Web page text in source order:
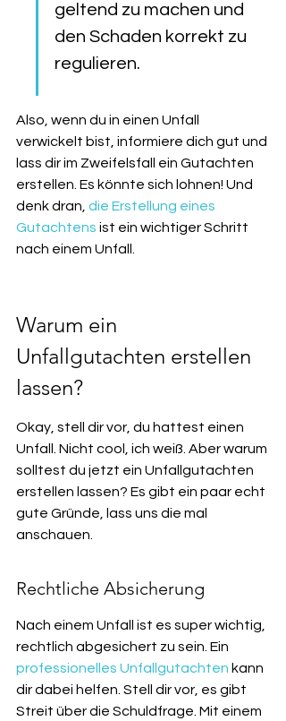
geltend zu machen und
den Schaden korrekt zu
regulieren.
Also, wenn du in einen Unfall
verwickelt bist, informiere dich gut und
lass dir im Zweifelsfall ein Gutachten
erstellen. Es könnte sich lohnen! Und
denk dran, die Erstellung eines
Gutachtens ist ein wichtiger Schritt
nach einem Unfall.
Warum ein
Unfallgutachten erstellen
lassen?
Okay, stell dir vor, du hattest einen
Unfall. Nicht cool, ich weiß. Aber warum
solltest du jetzt ein Unfallgutachten
erstellen lassen? Es gibt ein paar echt
gute Gründe, lass uns die mal
anschauen.
Rechtliche Absicherung
Nach einem Unfall ist es super wichtig,
rechtlich abgesichert zu sein. Ein
professionelles Unfallgutachten kann
dir dabei helfen. Stell dir vor, es gibt
Streit über die Schuldfrage. Mit einem